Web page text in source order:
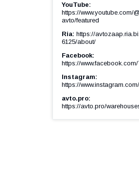
YouTube
https://www.youtube.com/
avto/featured
Ria https://
6125/about/
Facebook
https://
Instagram
https://
avto.pro
https://avto.pro/